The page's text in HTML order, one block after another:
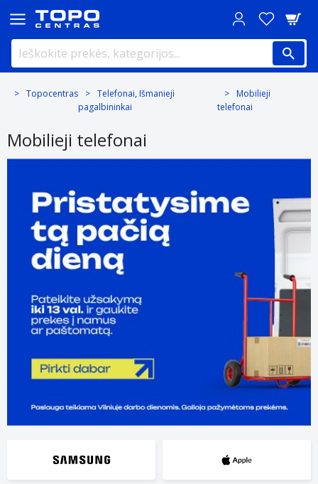
Topocentras
Telefonai, Išmanieji
pagalbininkai
Mobilieji
telefonai
Mobilieji telefonai